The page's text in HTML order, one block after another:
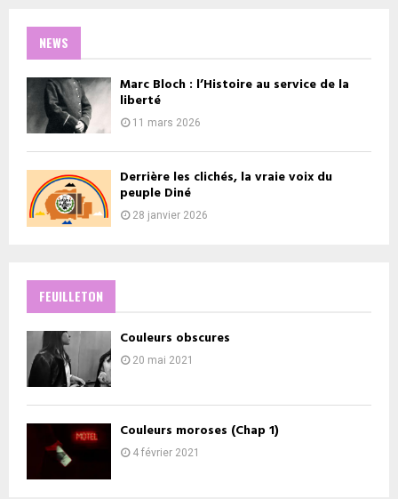
NEWS
Marc Bloch : l’Histoire au service de la
liberté
11 mars 2026
Derrière les clichés, la vraie voix du
peuple Diné
28 janvier 2026
FEUILLETON
Couleurs obscures
20 mai 2021
Couleurs moroses (Chap 1)
4 février 2021